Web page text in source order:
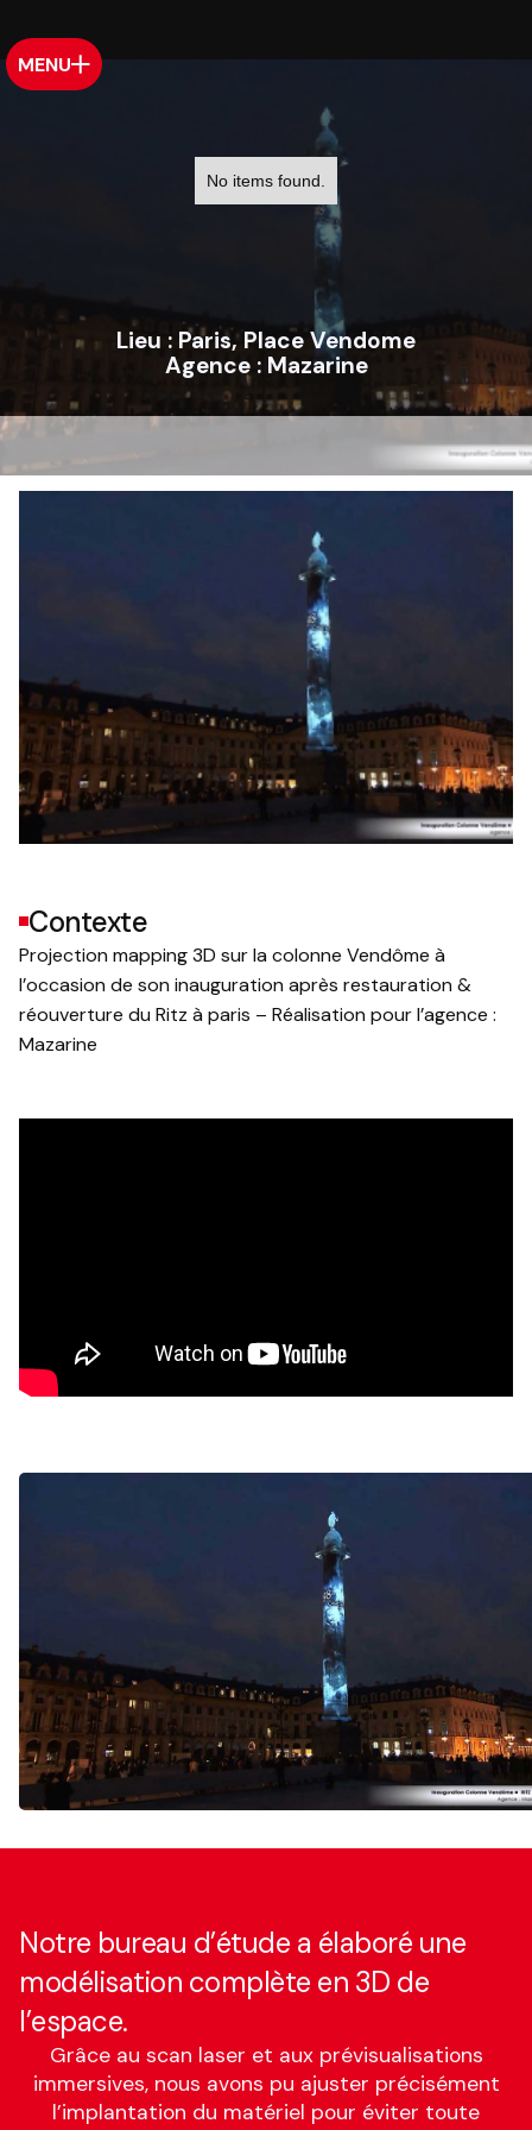
MENU
No items found.
Lieu : Paris, Place Vendome
Agence :Mazarine
Contexte
Projection mapping 3D sur la colonne Vendôme à
l’occasion de son inauguration après restauration &
réouverture du Ritz à paris – Réalisation pour l’agence :
Mazarine
Notre bureau d’étude a élaboré une
modélisation complète en 3D de
l’espace.
Grâce au scan laser et aux prévisualisations
immersives, nous avons pu ajuster précisément
l’implantation du matériel pour éviter toute